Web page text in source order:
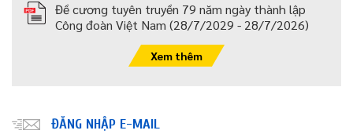
Đề cương tuyên truyền 79 năm ngày thành lập
Công đoàn Việt Nam (28/7/2029 - 28/7/2026)
Xem thêm
ĐĂNG NHẬP E-MAIL